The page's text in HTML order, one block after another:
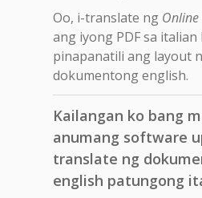
Oo, i-translate ng
ang iyong PDF sa
pinapanatili ang layout
dokumentong english.
Kailangan ko bang
anumang software
translate ng
english patungong